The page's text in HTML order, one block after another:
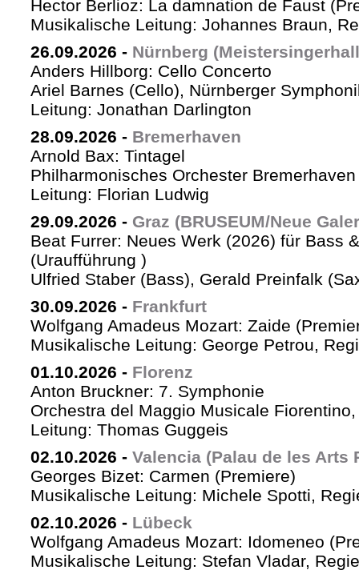
Hector Berlioz: La damnation de Faust
Musikalische Leitung: Johannes Braun,
26.09.2026 - Nürnberg
Anders Hillborg: Cello Concerto
Ariel Barnes (Cello), Nürnberger
Leitung: Jonathan Darlington
28.09.2026 - Bremerhaven
Arnold Bax: Tintagel
Philharmonisches Orchester
Leitung: Florian Ludwig
29.09.2026 - Graz (BRUSEUM/Neue
Beat Furrer: Neues Werk (2026) für Bass
(Uraufführung )
Ulfried Staber (Bass), Gerald Preinfalk
30.09.2026 - Frankfurt
Wolfgang Amadeus Mozart: Zaide
Musikalische Leitung: George Petrou,
01.10.2026 - Florenz
Anton Bruckner: 7. Symphonie
Orchestra del Maggio Musicale
Leitung: Thomas Guggeis
02.10.2026 - Valencia (Palau de les Arts
Georges Bizet: Carmen (Premiere)
Musikalische Leitung: Michele Spotti,
02.10.2026 - Lübeck
Wolfgang Amadeus Mozart: Idomeneo
Musikalische Leitung: Stefan Vladar,